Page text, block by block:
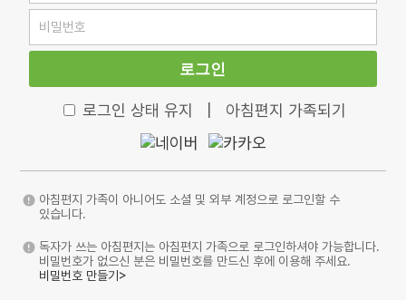
로그인
로그인 상태 유지 아침편지 가족되기
아침편지 가족이 아니어도 소셜 및 외부 계정으로 로그인할 수
있습니다.
독자가 쓰는 아침편지는 아침편지 가족으로 로그인하셔야 가능합니다.
비밀번호가 없으신 분은 비밀번호를 만드신 후에 이용해 주세요.
비밀번호 만들기>